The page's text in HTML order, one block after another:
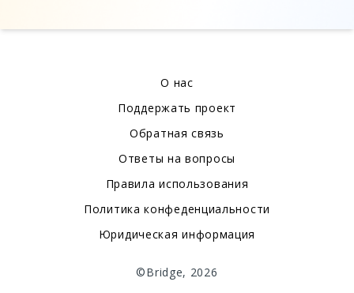
О нас
Поддержать проект
Обратная связь
Ответы на вопросы
Правила использования
Политика конфеденциальности
Юридическая информация
©Bridge, 2026